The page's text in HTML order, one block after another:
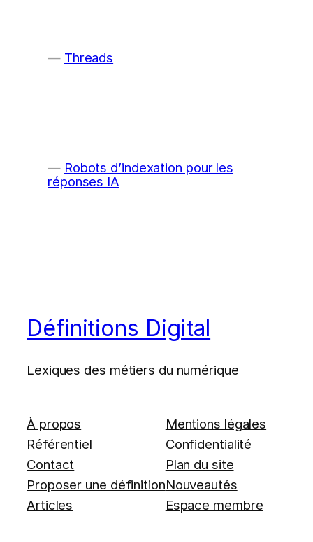
Threads
Robots d’indexation pour les
réponses IA
Définitions Digital
Lexiques des métiers du numérique
À propos
Référentiel
Contact
Proposer une définition
Articles
Mentions légales
Confidentialité
Plan du site
Nouveautés
Espace membre